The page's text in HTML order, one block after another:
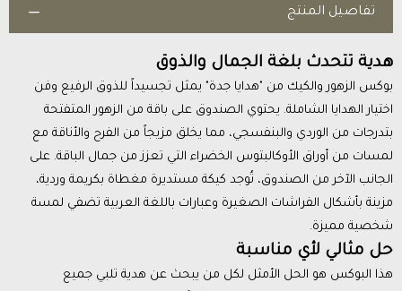
تفاصيل المنتج
هدية تتحدث بلغة الجمال والذوق
بوكس الزهور والكيك من "هدايا جدة" يمثل تجسيداً للذوق الرفيع وفن
اختيار الهدايا الشاملة. يحتوي الصندوق على باقة من الزهور المتفتحة
بتدرجات من الوردي والبنفسجي، مما يخلق مزيجاً من الفرح والأناقة مع
لمسات من أوراق الأوكالبتوس الخضراء التي تعزز من جمال الباقة. على
الجانب الآخر من الصندوق، تُوجد كيكة مستديرة مغطاة بكريمة وردية،
مزينة بأشكال الفراشات الصغيرة وعبارات باللغة العربية تضفي لمسة
شخصية مميزة.
حل مثالي لأي مناسبة
هذا البوكس هو الحل الأمثل لكل من يبحث عن هدية تلبي جميع